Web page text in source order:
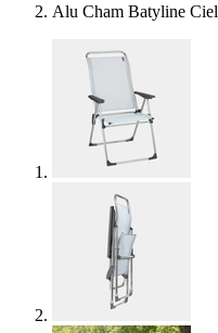
Alu Cham Batyline Ciel